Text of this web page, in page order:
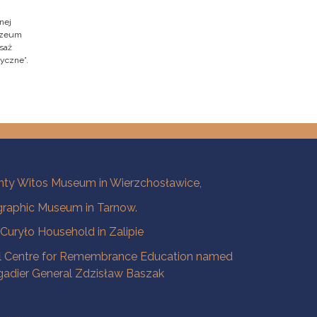
Witos Museum in Wierzchosławice,
Museum in Tarnow.
Household in Zalipie
Centre for Remembrance Education named
General Zdzisław Baszak